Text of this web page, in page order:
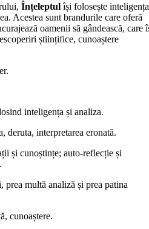
Înțeleptulîși folosește inteligența
Acestea sunt brandurile care oferă
oamenii să gândească, care
științifice, cunoaștere
inteligența și analiza.
deruta, interpretarea eronată.
și cunoștințe; auto-reflecție și
prea multă analiză și prea patina
cunoaștere.